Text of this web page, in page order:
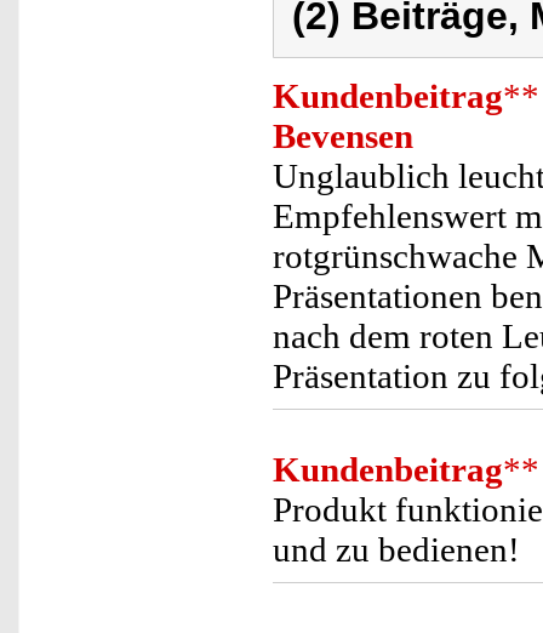
(2) Beiträge,
Kundenbeitrag**
Bevensen
Unglaublich
Empfehlenswert
rotgrünschwache
Präsentationen
nach dem roten
Präsentation zu
Kundenbeitrag**
Produkt
und zu bedienen!